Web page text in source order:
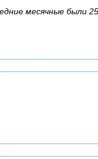
месячные были